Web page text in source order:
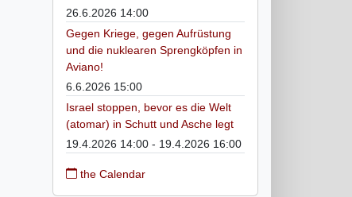
26.6.2026 14:00
Gegen Kriege, gegen Aufrüstung
und die nuklearen Sprengköpfen in
Aviano!
6.6.2026 15:00
Israel stoppen, bevor es die Welt
(atomar) in Schutt und Asche legt
19.4.2026 14:00 - 19.4.2026 16:00
the Calendar